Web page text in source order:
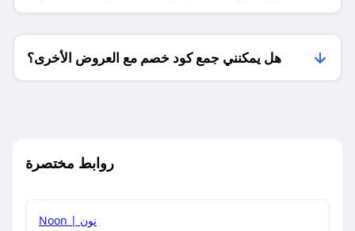
فقط؟
هل يمكنني جمع كود خصم مع العروض الأخرى؟
روابط مختصرة
Noon | نون